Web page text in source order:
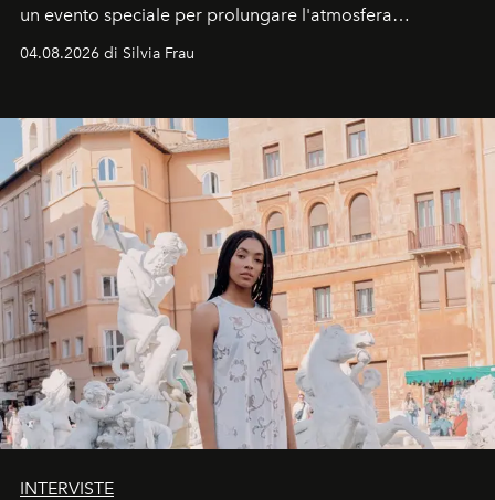
un evento speciale per prolungare l'atmosfera
04.08.2026 di Silvia Frau
INTERVISTE